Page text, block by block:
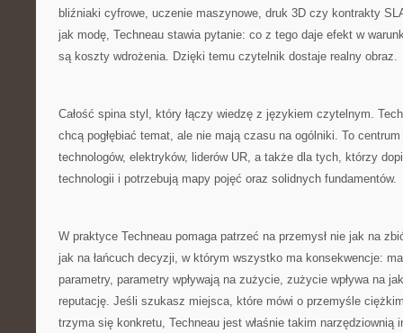
bliźniaki cyfrowe, uczenie maszynowe, druk 3D czy kontrakty
jak modę, Techneau stawia pytanie: co z tego daje efekt w
są koszty wdrożenia. Dzięki temu czytelnik dostaje realny obraz.
Całość spina styl, który łączy wiedzę z językiem czytelnym.
chcą pogłębiać temat, ale nie mają czasu na ogólniki. To
technologów, elektryków, liderów UR, a także dla tych, którzy
technologii i potrzebują mapy pojęć oraz solidnych fundamentów.
W praktyce Techneau pomaga patrzeć na przemysł nie jak na
jak na łańcuch decyzji, w którym wszystko ma konsekwencje:
parametry, parametry wpływają na zużycie, zużycie wpływa na
reputację. Jeśli szukasz miejsca, które mówi o przemyśle
trzyma się konkretu, Techneau jest właśnie takim narzędziownią